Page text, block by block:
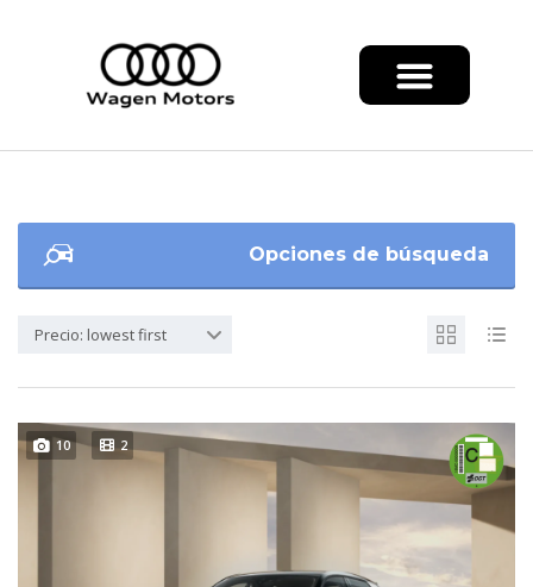
Opciones de búsqueda
Precio: lowest first
10 2